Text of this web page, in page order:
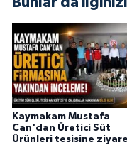
Kaymakam Mustafa
Can'dan Üretici Süt
Ürünleri tesisine